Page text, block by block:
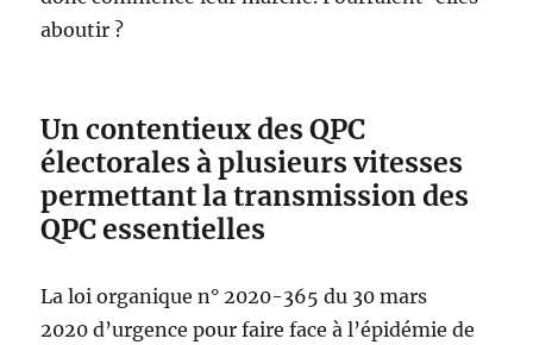
aboutir ?
Un contentieux des QPC
électorales à plusieurs vitesses
permettant la transmission des
QPC essentielles
La loi organique n° 2020-365 du 30 mars
2020 d’urgence pour faire face à l’épidémie de